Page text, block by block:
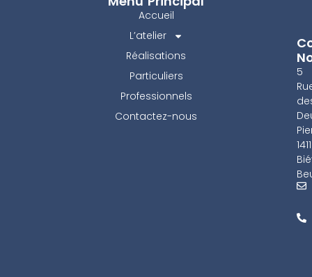
Accueil
L’atelier
Réalisations
Particuliers
Professionnels
Contactez-nous
5